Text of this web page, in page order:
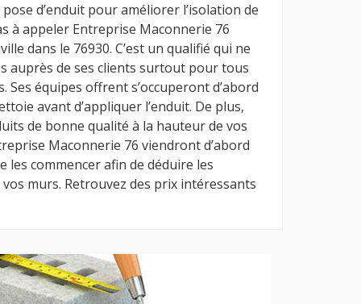
d’enduit pour améliorer l’isolation de
à appeler Entreprise Maconnerie 76
dans le 76930. C’est un qualifié qui ne
auprès de ses clients surtout pour tous
Ses équipes offrent s’occuperont d’abord
avant d’appliquer l’enduit. De plus,
de bonne qualité à la hauteur de vos
Maconnerie 76 viendront d’abord
les commencer afin de déduire les
murs. Retrouvez des prix intéressants